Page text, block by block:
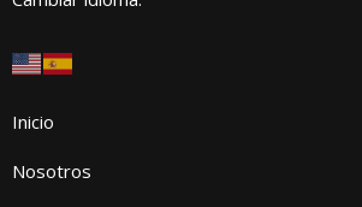
Inicio
Nosotros